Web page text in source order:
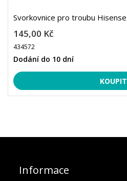
Svorkovnice pro troubu
145,00 Kč
434572
Dodání do 10 dní
Informace